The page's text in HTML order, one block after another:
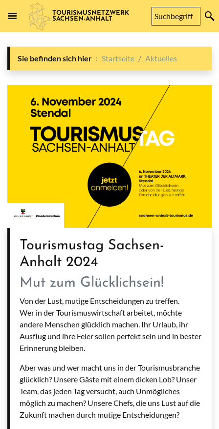
TOURISMUSNETZWERK
SACHSEN-ANHALT
Sie befinden sich hier Startseite Aktuelles
Tourismustag Sachsen-
Anhalt 2024
Mut zum Glücklichsein!
Von der Lust, mutige Entscheidungen zu treffen.
Wer in der Tourismuswirtschaft arbeitet, möchte
andere Menschen glücklich machen. Ihr Urlaub, ihr
Ausflug und ihre Feier sollen perfekt sein und in bester
Erinnerung bleiben.
Aber was und wer macht uns in der Tourismusbranche
glücklich? Unsere Gäste mit einem dicken Lob? Unser
Team, das jeden Tag versucht, auch Unmögliches
möglich zu machen? Unsere Chefs, die uns Lust auf die
Zukunft machen durch mutige Entscheidungen?